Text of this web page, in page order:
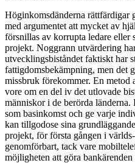
Höginkomsdänderna rättfärdigar
med argumentet att mycket av
försnillas av korrupta ledare eller
projekt. Noggrann utvärdering
utvecklingsbiståndet faktiskt har
fattigdomsbekämpning, men det
missbruk förekommer. En metod
vore om en del iv det utlovade
människor i de berörda länderna.
som basinkomst och ge varje
kan tillgodose sina
projekt, för första gången i
genomförbart, tack vare
möjligheten att göra bankärenden